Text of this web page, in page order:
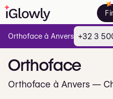
Orthoface
Orthoface à Anvers —
Orthoface à Anvers +32 3